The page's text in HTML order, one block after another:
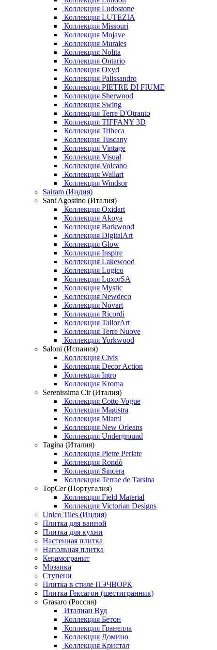
Коллекция Ludostone
Коллекция LUTEZIA
Коллекция Missouri
Коллекция Mojave
Коллекция Murales
Коллекция Nolita
Коллекция Ontario
Коллекция Oxyd
Коллекция Palissandro
Коллекция PIETRE DI FIUME
Коллекция Sherwood
Коллекция Swing
Коллекция Terre D'Otranto
Коллекция TIFFANY 3D
Коллекция Tribeca
Коллекция Tuscany
Коллекция Vintage
Коллекция Visual
Коллекция Volcano
Коллекция Wallart
Коллекция Windsor
Sairam (Индия)
Sant'Agostino (Италия)
Коллекция Oxidart
Коллекция Akoya
Коллекция Barkwood
Коллекция DigitalArt
Коллекция Glow
Коллекция Inspire
Коллекция Lakewood
Коллекция Logico
Коллекция LuxorSA
Коллекция Mystic
Коллекция Newdeco
Коллекция Novart
Коллекция Ricordi
Коллекция TailorArt
Коллекция Terre Nuove
Коллекция Yorkwood
Saloni (Испания)
Коллекция Civis
Коллекция Decor Action
Коллекция Intro
Коллекция Kroma
Serenissima Cir (Италия)
Коллекция Cotto Vogue
Коллекция Magistra
Коллекция Miami
Коллекция New Orleans
Коллекция Underground
Tagina (Италия)
Коллекция Pietre Perlate
Коллекция Rondò
Коллекция Sincera
Коллекция Terrae de Tarsina
TopCer (Португалия)
Коллекция Field Material
Коллекция Victorian Designs
Unico Tiles (Индия)
Плитка для ванной
Плитка для кухни
Настенная плитка
Напольная плитка
Керамогранит
Мозаика
Ступени
Плитка в стиле ПЭЧВОРК
Плитка Гексагон (шестигранник)
Grasaro (Россия)
Италиан Вуд
Коллекция Бетон
Коллекция Гранелла
Коллекция Домино
Коллекция Кристал